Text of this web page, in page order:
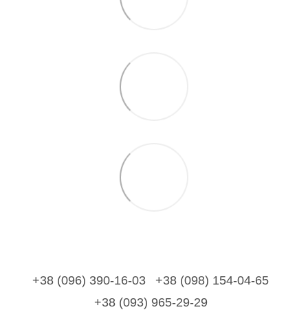
+38 (096) 390-16-03
+38 (098) 154-04-65
+38 (093) 965-29-29